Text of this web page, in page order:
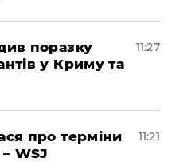
поразку
у Криму та
11:27
про терміни
WSJ
11:21